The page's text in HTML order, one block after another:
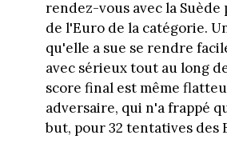
rendez-vous avec la
de l'Euro de la catégorie.
qu'elle a sue se rendre
avec sérieux tout au long
score final est même
adversaire, qui n'a frappé
but, pour 32 tentatives des